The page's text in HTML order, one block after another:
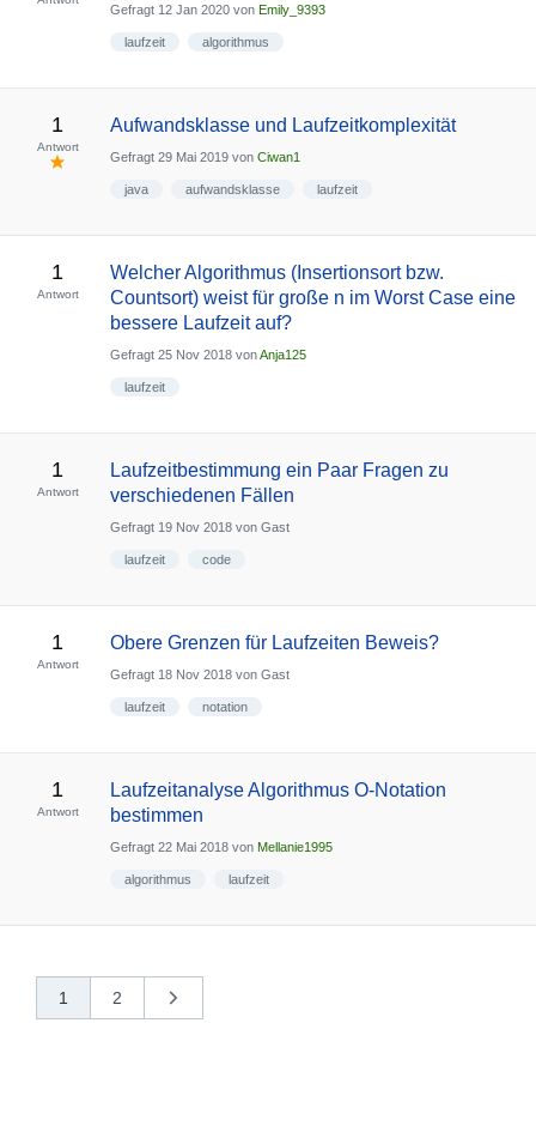
Gefragt 12 Jan 2020 von Emily_9393
laufzeit algorithmus
1
Antwort
Aufwandsklasse und Laufzeitkomplexität
Gefragt 29 Mai 2019 von Ciwan1
java aufwandsklasse laufzeit
1
Antwort
Welcher Algorithmus (Insertionsort bzw.
Countsort) weist für große n im Worst Case eine
bessere Laufzeit auf?
Gefragt 25 Nov 2018 vonAnja125
laufzeit
1
Antwort
Laufzeitbestimmung ein Paar Fragen zu
verschiedenen Fällen
Gefragt 19 Nov 2018 von Gast
laufzeit code
1
Antwort
Obere Grenzen für Laufzeiten Beweis?
Gefragt 18 Nov 2018 von Gast
laufzeit notation
1
Antwort
Laufzeitanalyse Algorithmus O-Notation
bestimmen
Gefragt 22 Mai 2018 von Mellanie1995
algorithmus laufzeit
1 2